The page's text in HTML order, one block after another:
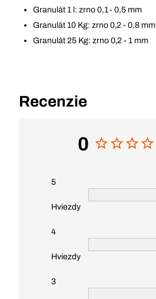
Granulát 1 l: zrno 0,1 - 0,5 mm
Granulát 10 Kg: zrno 0,2 - 0,8 mm
Granulát 25 Kg: zrno 0,2 - 1 mm
Recenzie
0
5
Hviezdy
4
Hviezdy
3